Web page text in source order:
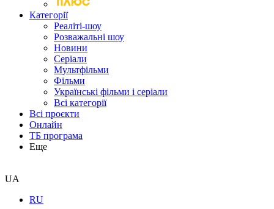
Категорії
Реаліті-шоу
Розважальні шоу
Новини
Серіали
Мультфільми
Фільми
Українські фільми і серіали
Всі категорії
Всі проєкти
Онлайн
ТБ програма
Еще
UA
RU